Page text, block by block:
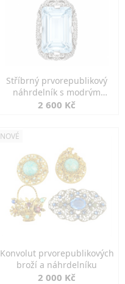
Stříbrný prvorepublikový
náhrdelník s modrým
spinelem
2 600 Kč
NOVÉ
Konvolut prvorepublikových
broží a náhrdelníku
2 000 Kč